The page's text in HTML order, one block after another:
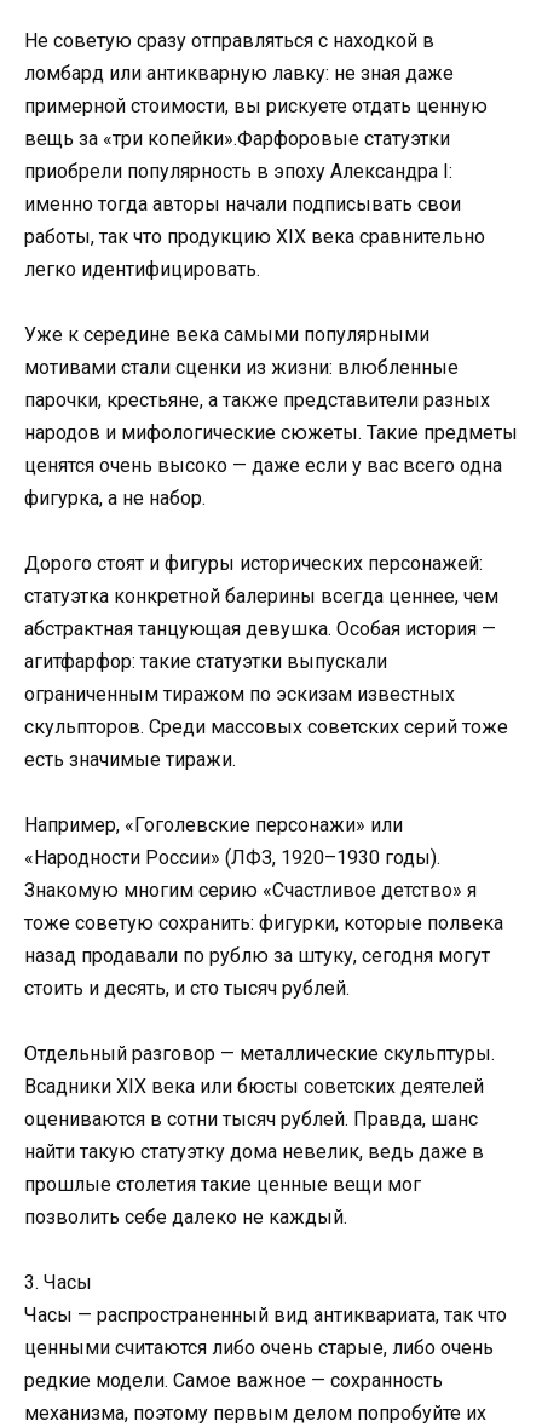
Не советую сразу отправляться с находкой в
ломбард или антикварную лавку: не зная даже
примерной стоимости, вы рискуете отдать ценную
вещь за «три копейки».Фарфоровые статуэтки
приобрели популярность в эпоху Александра I:
именно тогда авторы начали подписывать свои
работы, так что продукцию XIX века сравнительно
легко идентифицировать.
Уже к середине века самыми популярными
мотивами стали сценки из жизни: влюбленные
парочки, крестьяне, а также представители разных
народов и мифологические сюжеты. Такие предметы
ценятся очень высоко — даже если у вас всего одна
фигурка, а не набор.
Дорого стоят и фигуры исторических персонажей:
статуэтка конкретной балерины всегда ценнее, чем
абстрактная танцующая девушка. Особая история —
агитфарфор: такие статуэтки выпускали
ограниченным тиражом по эскизам известных
скульпторов. Среди массовых советских серий тоже
есть значимые тиражи.
Например, «Гоголевские персонажи» или
«Народности России» (ЛФЗ, 1920–1930 годы).
Знакомую многим серию «Счастливое детство» я
тоже советую сохранить: фигурки, которые полвека
назад продавали по рублю за штуку, сегодня могут
стоить и десять, и сто тысяч рублей.
Отдельный разговор — металлические скульптуры.
Всадники XIX века или бюсты советских деятелей
оцениваются в сотни тысяч рублей. Правда, шанс
найти такую статуэтку дома невелик, ведь даже в
прошлые столетия такие ценные вещи мог
позволить себе далеко не каждый.
3. Часы
Часы — распространенный вид антиквариата, так что
ценными считаются либо очень старые, либо очень
редкие модели. Самое важное — сохранность
механизма, поэтому первым делом попробуйте их